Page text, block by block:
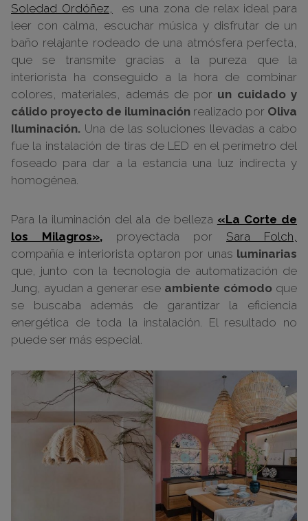
Soledad Ordóñez,
es una zona de relax ideal para
leer con calma, escuchar música y disfrutar de un
baño relajante rodeado de una atmósfera perfecta,
que se transmite gracias a la pureza que la
interiorista ha conseguido a la hora de combinar
colores, materiales, además de por un cuidado y
cálido proyecto de iluminación realizado por Oliva
Iluminación. Una de las soluciones llevadas a cabo
fue la instalación de tiras de LED en el perímetro del
foseado para dar a la estancia una luz indirecta y
homogénea.
Para la iluminación del ala de belleza «La Corte de
los Milagros», proyectada por Sara Folch,
compañía e interiorista optaron por unas luminarias
que, junto con la tecnología de automatización de
Jung, ayudan a generar ese ambiente cómodo que
se buscaba además de garantizar la eficiencia
energética de toda la instalación. El resultado no
puede ser más especial.